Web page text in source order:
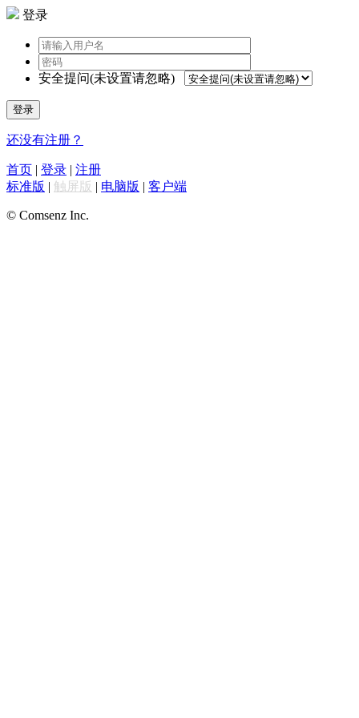
登录
安全提问(未设置请忽略)
登录
还没有注册？
首页 | 登录 | 注册
标准版 | 触屏版 | 电脑版 | 客户端
© Comsenz Inc.